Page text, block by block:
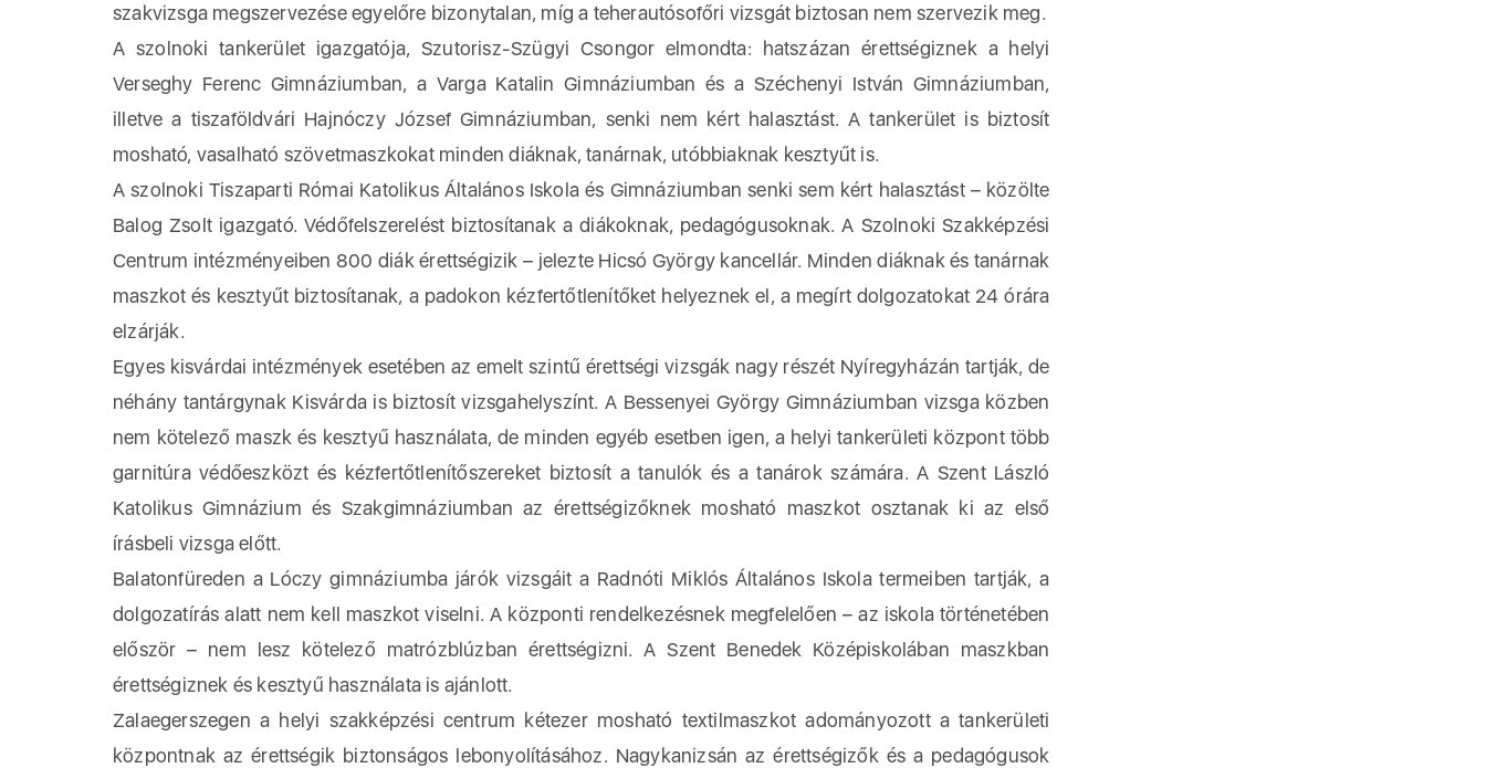
szakvizsga megszervezése egyelőre bizonytalan, míg a teherautósofőri vizsgát biztosan nem szervezik meg.
A szolnoki tankerület igazgatója, Szutorisz-Szügyi Csongor elmondta: hatszázan érettségiznek a helyi
Verseghy Ferenc Gimnáziumban, a Varga Katalin Gimnáziumban és a Széchenyi István Gimnáziumban,
illetve a tiszaföldvári Hajnóczy József Gimnáziumban, senki nem kért halasztást. A tankerület is biztosít
mosható, vasalható szövetmaszkokat minden diáknak, tanárnak, utóbbiaknak kesztyűt is.
A szolnoki Tiszaparti Római Katolikus Általános Iskola és Gimnáziumban senki sem kért halasztást – közölte
Balog Zsolt igazgató. Védőfelszerelést biztosítanak a diákoknak, pedagógusoknak. A Szolnoki Szakképzési
Centrum intézményeiben 800 diák érettségizik – jelezte Hicsó György kancellár. Minden diáknak és tanárnak
maszkot és kesztyűt biztosítanak, a padokon kézfertőtlenítőket helyeznek el, a megírt dolgozatokat 24 órára
elzárják.
Egyes kisvárdai intézmények esetében az emelt szintű érettségi vizsgák nagy részét Nyíregyházán tartják, de
néhány tantárgynak Kisvárda is biztosít vizsgahelyszínt. A Bessenyei György Gimnáziumban vizsga közben
nem kötelező maszk és kesztyű használata, de minden egyéb esetben igen, a helyi tankerületi központ több
garnitúra védőeszközt és kézfertőtlenítőszereket biztosít a tanulók és a tanárok számára. A Szent László
Katolikus Gimnázium és Szakgimnáziumban az érettségizőknek mosható maszkot osztanak ki az első
írásbeli vizsga előtt.
Balatonfüreden a Lóczy gimnáziumba járók vizsgáit a Radnóti Miklós Általános Iskola termeiben tartják, a
dolgozatírás alatt nem kell maszkot viselni. A központi rendelkezésnek megfelelően – az iskola történetében
először – nem lesz kötelező matrózblúzban érettségizni. A Szent Benedek Középiskolában maszkban
érettségiznek és kesztyű használata is ajánlott.
Zalaegerszegen a helyi szakképzési centrum kétezer mosható textilmaszkot adományozott a tankerületi
központnak az érettségik biztonságos lebonyolításához. Nagykanizsán az érettségizők és a pedagógusok